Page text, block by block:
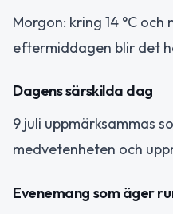
Morgon: kring 14 °C
eftermiddagen blir det
Dagens särskilda dag
9 juli uppmärksammas
medvetenheten och
Evenemang som äger